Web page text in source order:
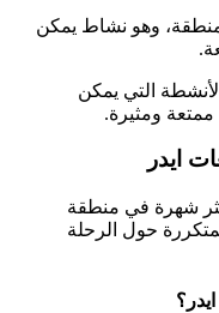
وهو نشاط يمكن
التي يمكن
ممتعة ومثيرة.
ايدر
شهرة في منطقة
حول الرحلة